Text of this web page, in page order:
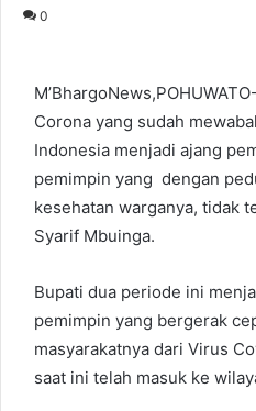
0
Corona yang sudah
Indonesia menjadi ajang
pemimpin yang dengan
kesehatan warganya, tidak
Syarif Mbuinga.
Bupati dua periode ini
pemimpin yang bergerak
masyarakatnya dari Virus
saat ini telah masuk ke